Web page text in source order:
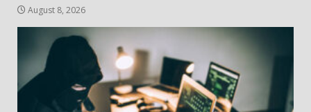
August 8, 2026